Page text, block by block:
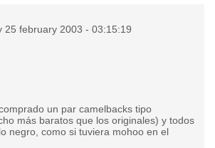
25 february 2003 - 03:15:19
un par camelbacks tipo
más baratos que los originales) y todos
negro, como si tuviera mohoo en el